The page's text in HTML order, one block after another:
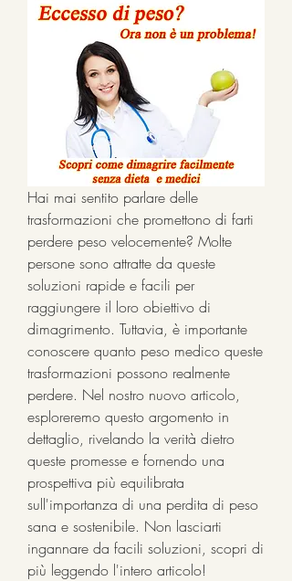
Hai mai sentito parlare delle
trasformazioni che promettono di farti
perdere peso velocemente? Molte
persone sono attratte da queste
soluzioni rapide e facili per
raggiungere il loro obiettivo di
dimagrimento. Tuttavia, è importante
conoscere quanto peso medico queste
trasformazioni possono realmente
perdere. Nel nostro nuovo articolo,
esploreremo questo argomento in
dettaglio, rivelando la verità dietro
queste promesse e fornendo una
prospettiva più equilibrata
sull'importanza di una perdita di peso
sana e sostenibile. Non lasciarti
ingannare da facili soluzioni, scopri di
più leggendo l'intero articolo!